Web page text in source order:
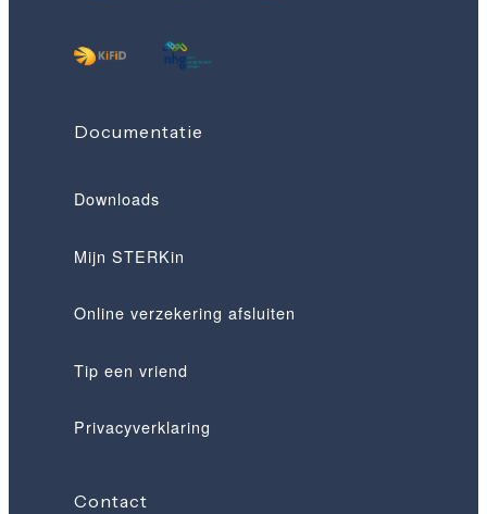
Documentatie
Downloads
Mijn STERKin
Online verzekering afsluiten
Tip een vriend
Privacyverklaring
Contact